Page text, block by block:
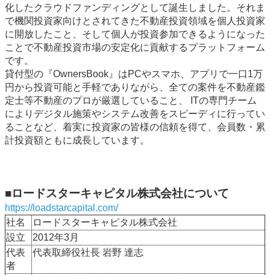
化したクラウドファンディングとして誕生しました。それま
で機関投資家向けとされてきた不動産投資領域を個人投資家
に開放したこと、そして個人が投資参加できるようになった
ことで不動産投資市場の安定化に貢献するプラットフォーム
です。
貸付型の『OwnersBook』はPCやスマホ、アプリで一口1万
円から投資可能と手軽でありながら、全ての案件を不動産鑑
定士等不動産のプロが厳選していること、 ITの専門チーム
によりデジタル施策やシステム改善をスピーディに行ってい
ることなど、着実に投資家の皆様の信頼を得て、会員数・累
計投資額ともに成長しています。
■ロードスターキャピタル株式会社について
https://loadstarcapital.com/
社名
ロードスターキャピタル株式会社
設立
2012年3月
代表
者
代表取締役社長 岩野 達志